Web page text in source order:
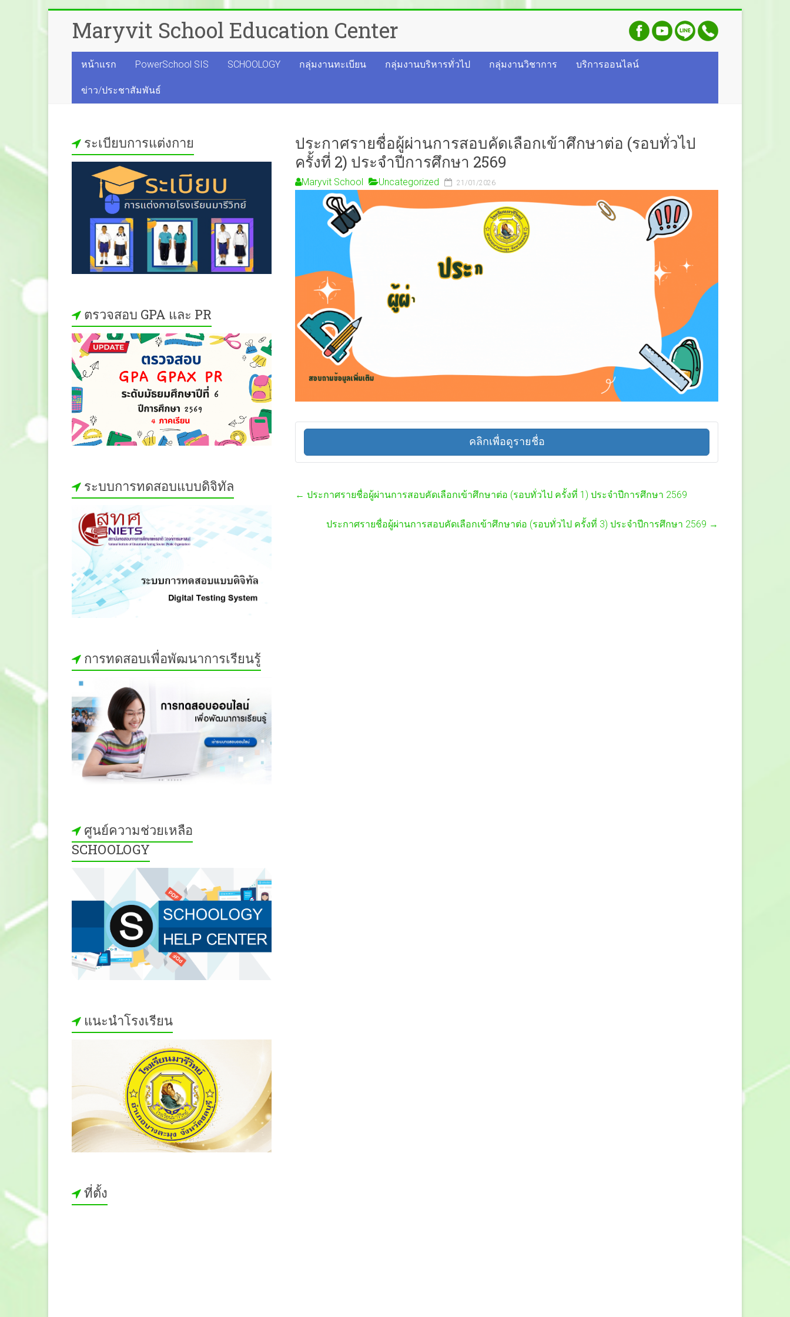
contentMaryvit School Education Center
หน้าแรก PowerSchool SIS SCHOOLOGY กลุ่มงานทะเบียน กลุ่มงานบริหารทั่วไป กลุ่มงานวิชาการ บริการออนไลน์
ข่าว/ประชาสัมพันธ์
ประกาศรายชื่อผู้ผ่านการสอบคัดเลือกเข้าศึกษาต่อ (รอบทั่วไป
ครั้งที่ 2) ประจำปีการศึกษา 2569
Maryvit School Uncategorized 21/01/2026
คลิกเพื่อดูรายชื่อ
← ประกาศรายชื่อผู้ผ่านการสอบคัดเลือกเข้าศึกษาต่อ (รอบทั่วไป ครั้งที่ 1) ประจำปีการศึกษา 2569
ประกาศรายชื่อผู้ผ่านการสอบคัดเลือกเข้าศึกษาต่อ (รอบทั่วไป ครั้งที่ 3) ประจำปีการศึกษา 2569 →
ระเบียบการแต่งกาย
ตรวจสอบ GPA และ PR
ระบบการทดสอบแบบดิจิทัล
การทดสอบเพื่อพัฒนาการเรียนรู้
ศูนย์ความช่วยเหลือ
SCHOOLOGY
แนะนำโรงเรียน
ที่ตั้ง